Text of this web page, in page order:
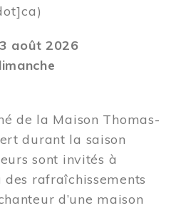
août 2026
de la Maison Thomas-
durant la saison
sont invités à
rafraîchissements
d’une maison